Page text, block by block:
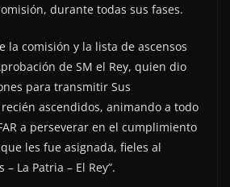
durante todas sus fases.
la comisión y la lista de ascensos
de SM el Rey, quien dio
para transmitir Sus
ascendidos, animando a todo
a perseverar en el cumplimiento
les fue asignada, fieles al
La Patria – El Rey”.